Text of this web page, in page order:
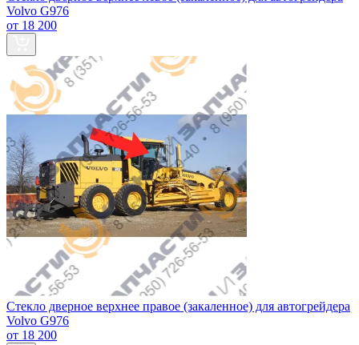
Volvo G976
от 18 200
Стекло дверное верхнее правое (закаленное) для автогрейдера
Volvo G976
от 18 200